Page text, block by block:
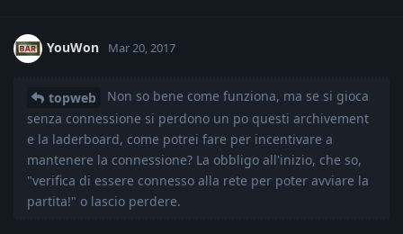
YouWon Mar 20, 2017
topweb
Non so bene come funziona, ma se si gioca
senza connessione si perdono un po questi archivement
e la laderboard, come potrei fare per incentivare a
mantenere la connessione? La obbligo all'inizio, che so,
"verifica di essere connesso alla rete per poter avviare la
partita!" o lascio perdere.